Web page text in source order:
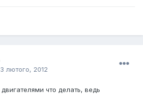
3 лютого, 2012
что делать, ведь